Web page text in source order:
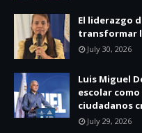
El liderazgo
transformar
July 30, 2026
Luis Miguel
escolar
ciudadanos
July 29, 2026